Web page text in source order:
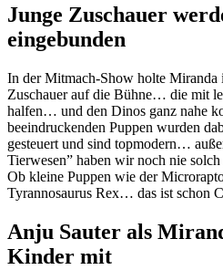
Junge Zuschauer
eingebunden
In der Mitmach-Show holte
Zuschauer auf die Bühne… die mit
halfen… und den Dinos ganz nahe
beeindruckenden Puppen wurden
gesteuert und sind topmodern…
Tierwesen” haben wir noch nie
Ob kleine Puppen wie der
Tyrannosaurus Rex… das ist schon
Anju Sauter als
Kinder mit